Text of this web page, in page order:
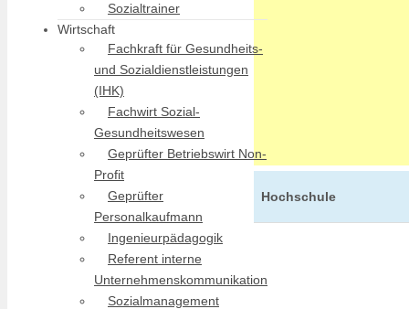
Hochschule
Sozialtrainer
Wirtschaft
Fachkraft für Gesundheits-
und Sozialdienstleistungen
(IHK)
Fachwirt Sozial-
Gesundheitswesen
Geprüfter Betriebswirt Non-
Profit
Geprüfter
Personalkaufmann
Ingenieurpädagogik
Referent interne
Unternehmenskommunikation
Sozialmanagement